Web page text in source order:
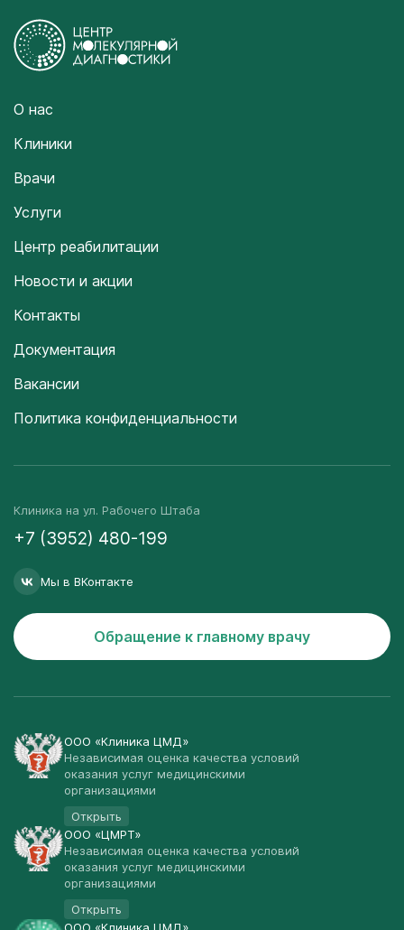
О нас
Клиники
Врачи
Услуги
Центр реабилитации
Новости и акции
Контакты
Документация
Вакансии
Политика конфиденциальности
Клиника на ул. Рабочего Штаба
+7 (3952) 480-199
Мы в ВКонтакте
Обращение к главному врачу
ООО «Клиника ЦМД»
Независимая оценка качества условий
оказания услуг медицинскими
организациями
Открыть
ООО «ЦМРТ»
Независимая оценка качества условий
оказания услуг медицинскими
организациями
Открыть